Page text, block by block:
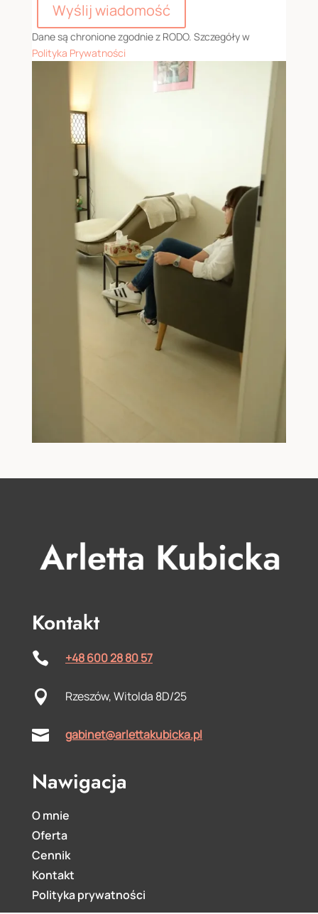
Wyślij wiadomość
Dane są chronione zgodnie z RODO. Szczegóły w
Polityka Prywatności
Kontakt
 +48 600 28 80 57
 Rzeszów, Witolda 8D/25
 gabinet@arlettakubicka.pl
Nawigacja
O mnie
Oferta
Cennik
Kontakt
Polityka prywatności